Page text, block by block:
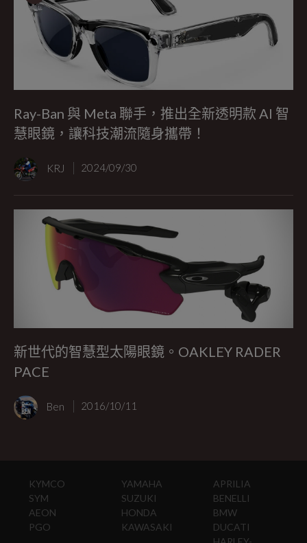
Ray-Ban 與 Meta 聯手，推出全新透明款 AI 智
慧眼鏡，讓科技潮流隨身攜帶！
KRJ 2024/09/30
新世代的智慧型太陽眼鏡。OAKLEY RADER
PACE
Ben 2016/10/11
KYMCO
SYM
AEON
PGO
YAMAHA
SUZUKI
HONDA
KAWASAKI
APRILIA
BENELLI
BMW
DUCATI